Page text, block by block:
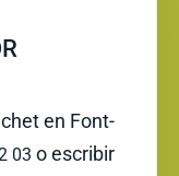
en Font-
03 o escribir